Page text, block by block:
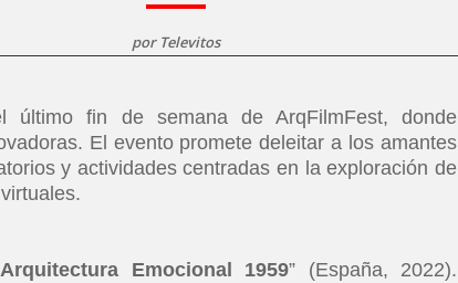
por Televitos
último fin de semana de ArqFilmFest, donde
El evento promete deleitar a los amantes
y actividades centradas en la exploración de
Arquitectura Emocional 1959” (España, 2022).